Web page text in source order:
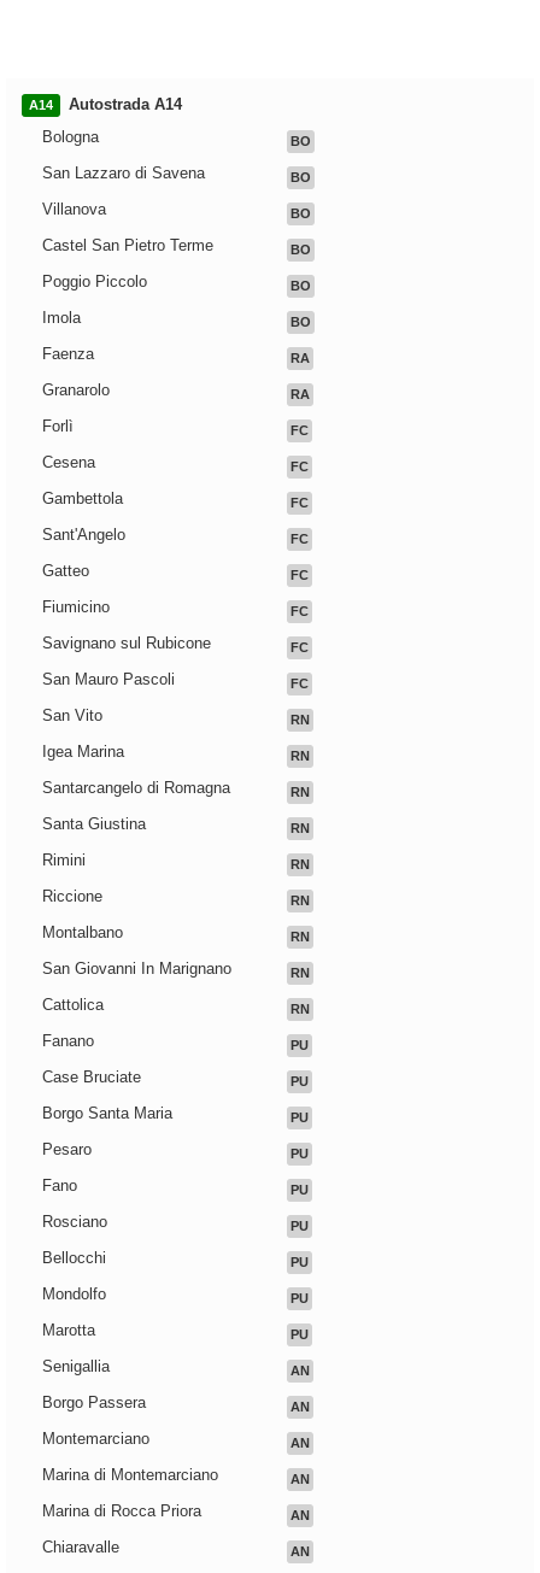
A14
Autostrada A14
Bologna
BO
San Lazzaro di Savena BO
Villanova BO
Castel San Pietro Terme BO
Poggio Piccolo BO
Imola BO
Faenza RA
Granarolo RA
Forlì FC
Cesena FC
Gambettola FC
Sant'Angelo FC
Gatteo FC
Fiumicino FC
Savignano sul Rubicone FC
San Mauro Pascoli FC
San Vito RN
Igea Marina RN
Santarcangelo di Romagna RN
Santa Giustina RN
Rimini RN
Riccione RN
Montalbano RN
San Giovanni In Marignano RN
Cattolica RN
Fanano PU
Case Bruciate PU
Borgo Santa Maria PU
Pesaro PU
Fano PU
Rosciano PU
Bellocchi PU
Mondolfo PU
Marotta PU
Senigallia AN
Borgo Passera AN
Montemarciano AN
Marina di Montemarciano AN
Marina di Rocca Priora AN
Chiaravalle AN